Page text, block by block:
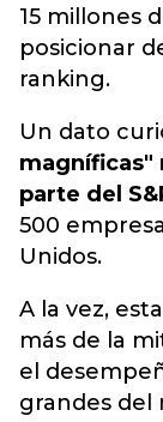
15 millones
posicionar
ranking.
Un dato
magníficas"
parte del
500
Unidos.
A la vez,
más de la
el
grandes del